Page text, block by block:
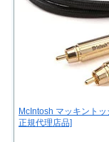
McIntosh マッキント
正規代理店品]